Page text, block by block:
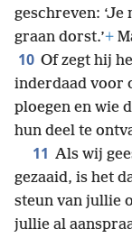
geschreven:
graan dorst.’+
10 Of zegt hij
inderdaad voor
ploegen en wie
hun deel te
11 Als wij
gezaaid, is het
steun van jullie
jullie al